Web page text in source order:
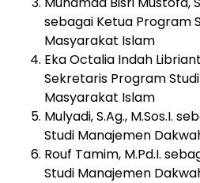
sebagai Ketua Program
Masyarakat Islam
Eka Octalia Indah
Sekretaris Program
Masyarakat Islam
Mulyadi, S.Ag., M.Sos.I.
Studi Manajemen
Rouf Tamim, M.Pd.I.
Studi Manajemen